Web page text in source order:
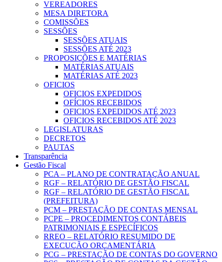
VEREADORES
MESA DIRETORA
COMISSÕES
SESSÕES
SESSÕES ATUAIS
SESSÕES ATÉ 2023
PROPOSIÇÕES E MATÉRIAS
MATÉRIAS ATUAIS
MATÉRIAS ATÉ 2023
OFICIOS
OFICIOS EXPEDIDOS
OFÍCIOS RECEBIDOS
OFICIOS EXPEDIDOS ATÉ 2023
OFICIOS RECEBIDOS ATÉ 2023
LEGISLATURAS
DECRETOS
PAUTAS
Transparência
Gestão Fiscal
PCA – PLANO DE CONTRATAÇÃO ANUAL
RGF – RELATÓRIO DE GESTÃO FISCAL
RGF – RELATÓRIO DE GESTÃO FISCAL
(PREFEITURA)
PCM – PRESTAÇÃO DE CONTAS MENSAL
PCPE – PROCEDIMENTOS CONTÁBEIS
PATRIMONIAIS E ESPECÍFICOS
RREO – RELATÓRIO RESUMIDO DE
EXECUÇÃO ORÇAMENTÁRIA
PCG – PRESTAÇÃO DE CONTAS DO GOVERNO